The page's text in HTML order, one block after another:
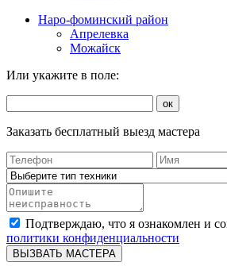
Наро-фоминский район
Апрелевка
Можайск
Или укажите в поле:
ок
Заказать бесплатный выезд мастера
Подтверждаю, что я ознакомлен и
политики конфиденциальности
ВЫЗВАТЬ МАСТЕРА